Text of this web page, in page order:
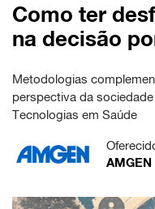
Como ter
na decisão
Metodologias
perspectiva da
Tecnologias em Saúde
AMGEN